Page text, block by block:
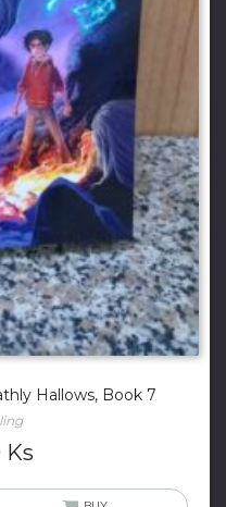
Hallows, Book 7
Ks